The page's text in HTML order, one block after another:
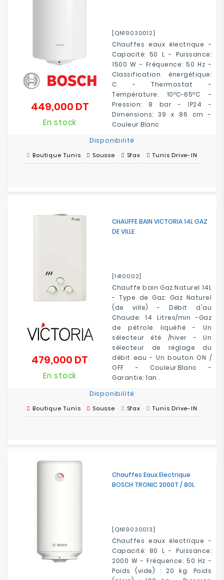
[QN19030012]
Chauffes eaux électrique -
Capacité: 50 L - Puissance:
1500 W - Fréquence: 50 Hz -
Classification énergétique:
C - Thermostat -
Température: 10ºC-65ºC -
Pression: 8 bar - IP24 -
Dimensions: 39 x 86 cm -
Couleur Blanc
449,000 DTPrix
En stock
Disponibilité
Boutique Tunis Sousse Sfax Tunis Drive-IN
CHAUFFE BAIN VICTORIA 14L GAZ
DE VILLE
[1410002]
Chauffe bain Gaz Naturel 14L
- Type de Gaz: Gaz Naturel
(de ville) - Débit d'au
Chaude: 14 Litres/min -Gaz
de pétrole liquéfié - Un
sélecteur été /hiver - Un
sélecteur de réglage du
débit eau - Un bouton ON /
OFF - Couleur:Blanc -
Garantie: 1an .
479,000 DT
En stock
Disponibilité
Boutique Tunis Sousse Sfax Tunis Drive-IN
Chauffes Eaux Electrique
BOSCH TRONIC 2000T / 80L
[QN19030013]
Chauffes eaux électrique -
Capacité: 80 L - Puissance:
2000 W - Fréquence: 50 Hz -
Poids (vide) : 20 kg. Poids